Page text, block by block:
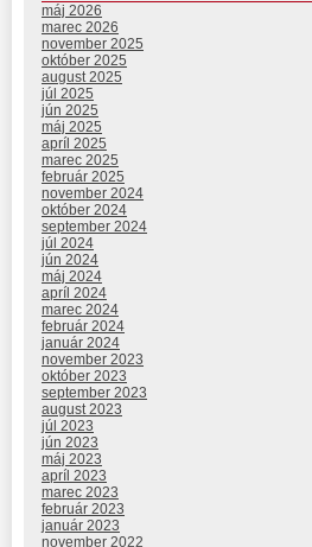
máj 2026
marec 2026
november 2025
október 2025
august 2025
júl 2025
jún 2025
máj 2025
apríl 2025
marec 2025
február 2025
november 2024
október 2024
september 2024
júl 2024
jún 2024
máj 2024
apríl 2024
marec 2024
február 2024
január 2024
november 2023
október 2023
september 2023
august 2023
júl 2023
jún 2023
máj 2023
apríl 2023
marec 2023
február 2023
január 2023
november 2022